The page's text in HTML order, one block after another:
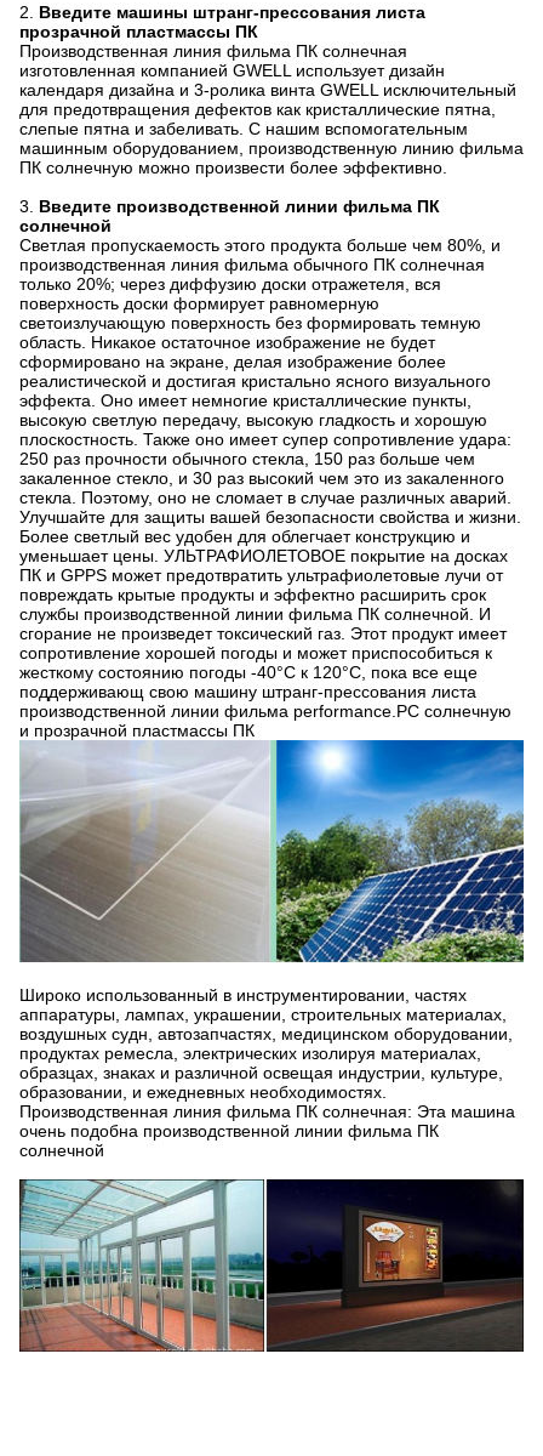
2. Введите машины штранг-прессования листа
прозрачной пластмассы ПК
Производственная линия фильма ПК солнечная
изготовленная компанией GWELL использует дизайн
календаря дизайна и 3-ролика винта GWELL исключительный
для предотвращения дефектов как кристаллические пятна,
слепые пятна и забеливать. С нашим вспомогательным
машинным оборудованием, производственную линию фильма
ПК солнечную можно произвести более эффективно.
3. Введите производственной линии фильма ПК
солнечной
Светлая пропускаемость этого продукта больше чем 80%, и
производственная линия фильма обычного ПК солнечная
только 20%; через диффузию доски отражетеля, вся
поверхность доски формирует равномерную
светоизлучающую поверхность без формировать темную
область. Никакое остаточное изображение не будет
сформировано на экране, делая изображение более
реалистической и достигая кристально ясного визуального
эффекта. Оно имеет немногие кристаллические пункты,
высокую светлую передачу, высокую гладкость и хорошую
плоскостность. Также оно имеет супер сопротивление удара:
250 раз прочности обычного стекла, 150 раз больше чем
закаленное стекло, и 30 раз высокий чем это из закаленного
стекла. Поэтому, оно не сломает в случае различных аварий.
Улучшайте для защиты вашей безопасности свойства и жизни.
Более светлый вес удобен для облегчает конструкцию и
уменьшает цены. УЛЬТРАФИОЛЕТОВОЕ покрытие на досках
ПК и GPPS может предотвратить ультрафиолетовые лучи от
повреждать крытые продукты и эффектно расширить срок
службы производственной линии фильма ПК солнечной. И
сгорание не произведет токсический газ. Этот продукт имеет
сопротивление хорошей погоды и может приспособиться к
жесткому состоянию погоды -40°C к 120°C, пока все еще
поддерживающ свою машину штранг-прессования листа
производственной линии фильма performance.PC солнечную
и прозрачной пластмассы ПК
Широко использованный в инструментировании, частях
аппаратуры, лампах, украшении, строительных материалах,
воздушных судн, автозапчастях, медицинском оборудовании,
продуктах ремесла, электрических изолируя материалах,
образцах, знаках и различной освещая индустрии, культуре,
образовании, и ежедневных необходимостях.
Производственная линия фильма ПК солнечная: Эта машина
очень подобна производственной линии фильма ПК
солнечной